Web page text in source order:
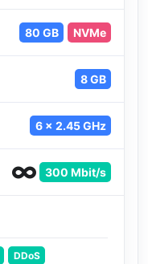
80 GB NVMe
8 GB
6 x 2.45 GHz
300 Mbit/s
DDoS